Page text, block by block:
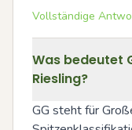
Vollständige
Was bedeutet
Riesling?
GG steht für